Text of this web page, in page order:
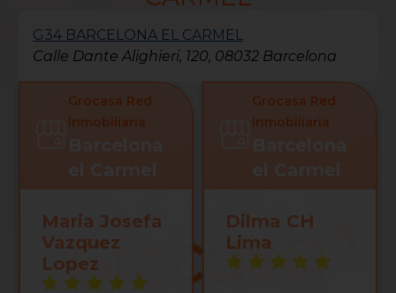
G34 BARCELONA EL CARMEL
Calle Dante Alighieri, 120, 08032 Barcelona
Grocasa Red
Inmobiliaria
Maria Josefa
Vazquez
Lopez
Grocasa Red
Inmobiliaria
Dilma CH
Lima